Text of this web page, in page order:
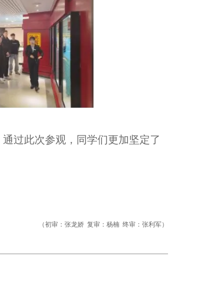
过此次参观，同学们更加坚定了
（初审：张龙娇 复审：杨楠 终审：张利军）